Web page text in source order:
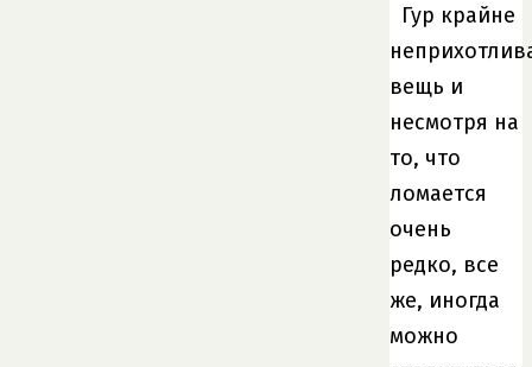
Гур крайне
вещь и
несмотря на
то, что
ломается
очень
редко, все
же, иногда
можно